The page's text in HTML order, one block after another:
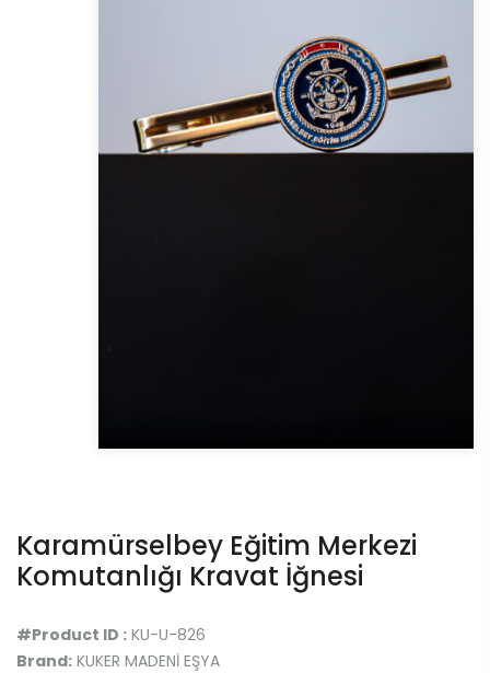
Karamürselbey Eğitim Merkezi
Komutanlığı Kravat İğnesi
#Product ID : KU-U-826
Brand: KUKER MADENİ EŞYA